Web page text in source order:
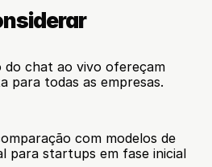
do chat ao vivo ofereçam
para todas as empresas.
com modelos de
para startups em fase inicial